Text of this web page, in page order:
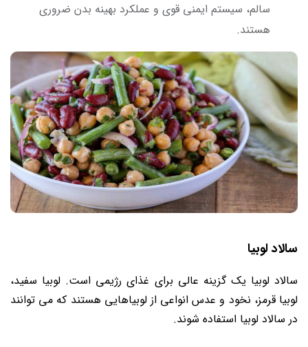
سالم، سیستم ایمنی قوی و عملکرد بهینه بدن ضروری
هستند.
سالاد لوبیا
سالاد لوبیا یک گزینه عالی برای غذای رژیمی است. لوبیا سفید،
لوبیا قرمز، نخود و عدس انواعی از لوبیاهایی هستند که می‌ توانند
در سالاد لوبیا استفاده شوند.